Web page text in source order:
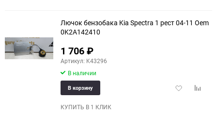
Лючок бензобака Kia Spectra 1 рест 04-11 Oem
0K2A142410
1 706₽
Артикул: K43296
В наличии
Добавить
В корзину
КУПИТЬ В 1 КЛИК